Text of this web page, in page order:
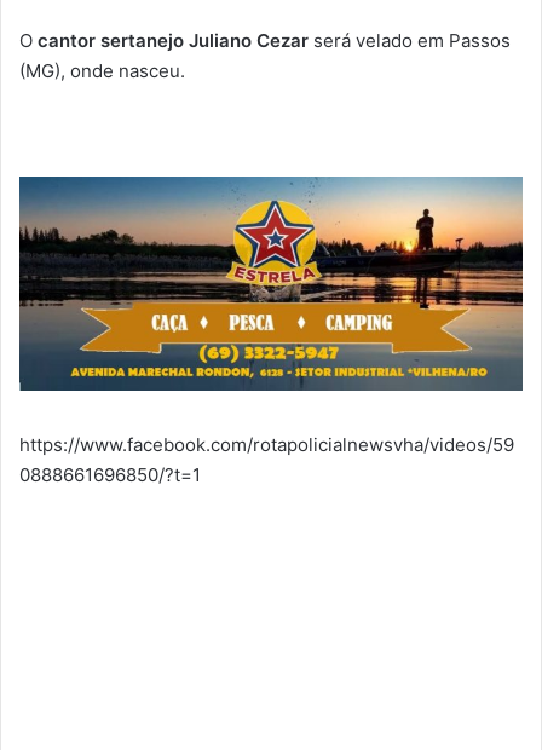
O cantor sertanejo Juliano Cezar será velado em Passos
(MG), onde nasceu.
https://www.facebook.com/rotapolicialnewsvha/videos/59
0888661696850/?t=1